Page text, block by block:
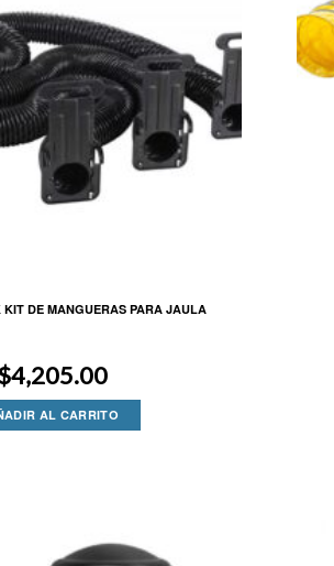
KIT DE MANGUERAS PARA JAULA
4,205.00
AL CARRITO